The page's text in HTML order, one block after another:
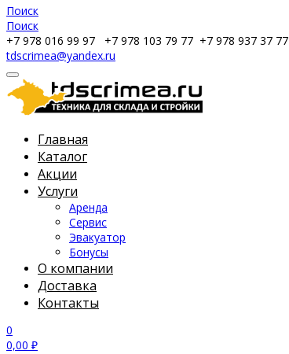
Поиск
Поиск
+7 978 016 99 97
+7 978 103 79 77 +7 978 937 37 77
tdscrimea@yandex.ru
Главная
Каталог
Акции
Услуги
Аренда
Сервис
Эвакуатор
Бонусы
О компании
Доставка
Контакты
0
0,00 ₽